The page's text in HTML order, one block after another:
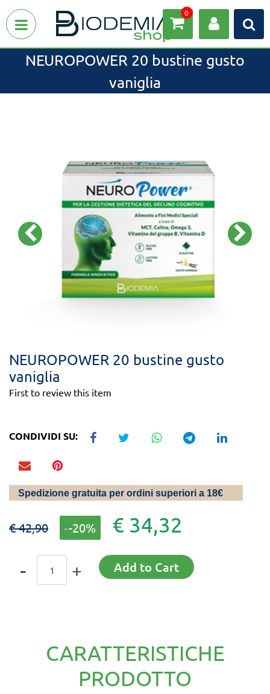
Open menu 0
NEUROPOWER 20 bustine gusto
vaniglia
NEUROPOWER 20 bustine gusto
vaniglia
First to review this item
CONDIVIDI SU:
Spedizione gratuita per ordini superiori a 18€
€ 42,90 -20% € 34,32
Add to Cart
CARATTERISTICHE
PRODOTTO